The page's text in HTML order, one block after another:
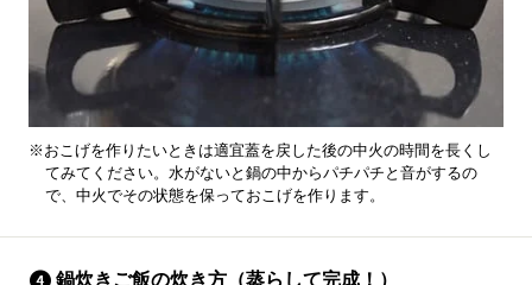
※おこげを作りたいときは適宜蓋を戻した後の中火の時間を長くし
てみてください。水がないと鍋の中からパチパチと音がするの
で、中火でその状態を保っておこげを作ります。
鍋炊きご飯の炊き方（蒸らして完成！）